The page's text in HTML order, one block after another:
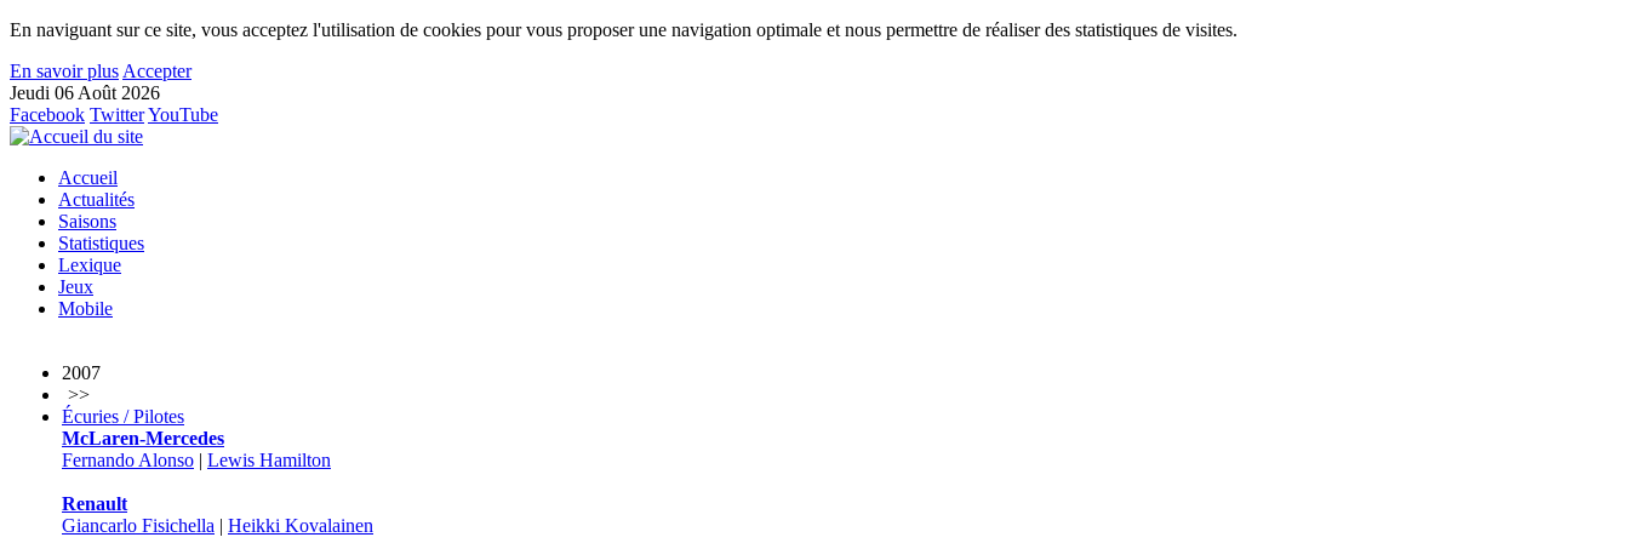
En naviguant sur ce site, vous acceptez l'utilisation de cookies pour vous proposer une navigation optimale et nous permettre de réaliser des statistiques de visites.
En savoir plus Accepter
Jeudi 06 Août 2026
Facebook TwitterYouTube
Accueil
Actualités
Saisons
Statistiques
Lexique
Jeux
Mobile
2007
>>
Écuries / Pilotes
McLaren-Mercedes
Fernando Alonso | Lewis Hamilton
Renault
Giancarlo Fisichella | Heikki Kovalainen